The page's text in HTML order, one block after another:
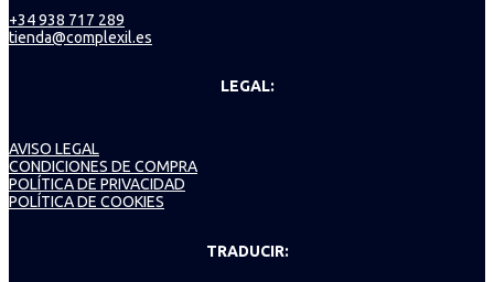
+34 938 717 289
tienda@complexil.es
LEGAL:
AVISO LEGAL
CONDICIONES DE COMPRA
POLÍTICA DE PRIVACIDAD
POLÍTICA DE COOKIES
TRADUCIR: